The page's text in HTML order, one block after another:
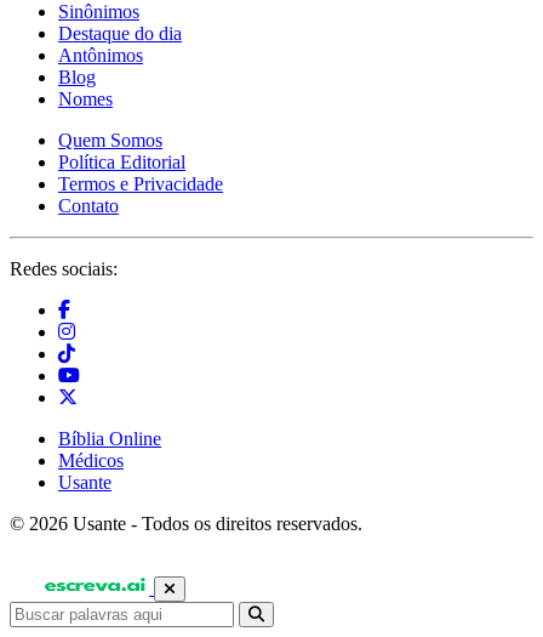
Sinônimos
Destaque do dia
Antônimos
Blog
Nomes
Quem Somos
Política Editorial
Termos e Privacidade
Contato
Redes sociais:
Bíblia Online
Médicos
Usante
© 2026 Usante - Todos os direitos reservados.